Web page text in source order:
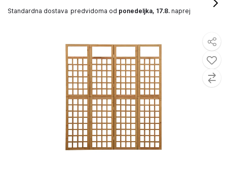
Standardna dostava predvidoma od ponedeljka, 17.8. naprej